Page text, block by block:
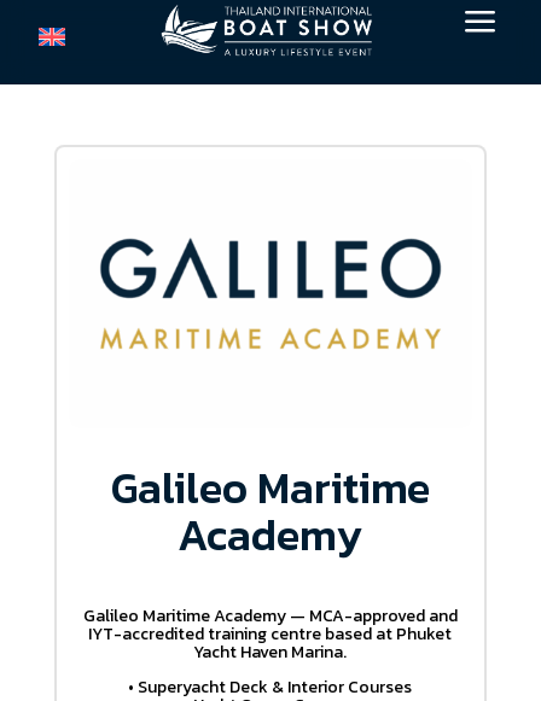
a
Galileo Maritime
Academy
Galileo Maritime Academy — MCA-approved and
IYT-accredited training centre based at Phuket
Yacht Haven Marina.
• Superyacht Deck & Interior Courses